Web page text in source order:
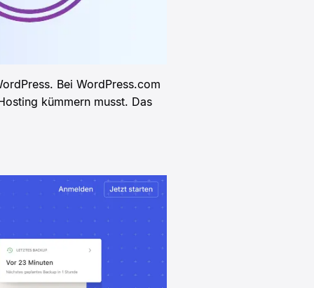
Bei WordPress.com
kümmern musst. Das